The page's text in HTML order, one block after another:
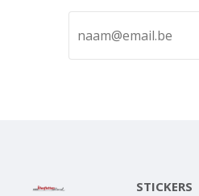
STICKERS